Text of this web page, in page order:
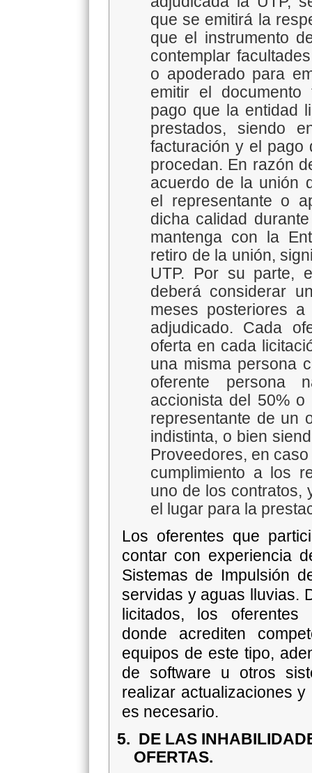
que se emitirá la
que el instrumento
contemplar
o apoderado para
emitir el
pago que la entidad
prestados, siendo
facturación y el pago
procedan. En razón
acuerdo de la unión
el representante o
dicha calidad
mantenga con la
retiro de la unión,
UTP. Por su parte,
deberá considerar
meses posteriores
adjudicado. Cada
oferta en cada
una misma persona
oferente persona
accionista del 50%
representante de un
indistinta, o bien
Proveedores, en
cumplimiento a los
uno de los contratos,
el lugar para la
Los oferentes que
contar con experiencia
Sistemas de Impulsión
servidas y aguas lluvias.
licitados, los oferentes
donde acrediten
equipos de este tipo,
de software u otros
realizar actualizaciones
es necesario.
5. DE LAS
OFERTAS.